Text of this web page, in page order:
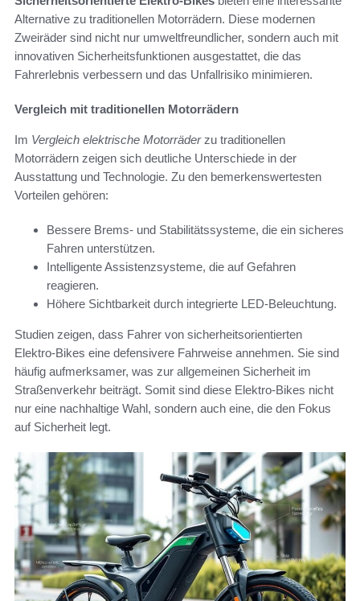
Alternative zu traditionellen Motorrädern. Diese modernen
Zweiräder sind nicht nur umweltfreundlicher, sondern auch mit
innovativen Sicherheitsfunktionen ausgestattet, die das
Fahrerlebnis verbessern und das Unfallrisiko minimieren.
Vergleich mit traditionellen Motorrädern
Im Vergleich elektrische Motorräderzu traditionellen
Motorrädern zeigen sich deutliche Unterschiede in der
Ausstattung und Technologie. Zu den bemerkenswertesten
Vorteilen gehören:
Bessere Brems- und Stabilitätssysteme, die ein sicheres
Fahren unterstützen.
Intelligente Assistenzsysteme, die auf Gefahren
reagieren.
Höhere Sichtbarkeit durch integrierte LED-Beleuchtung.
Studien zeigen, dass Fahrer von sicherheitsorientierten
Elektro-Bikes eine defensivere Fahrweise annehmen. Sie sind
häufig aufmerksamer, was zur allgemeinen Sicherheit im
Straßenverkehr beiträgt. Somit sind diese Elektro-Bikes nicht
nur eine nachhaltige Wahl, sondern auch eine, die den Fokus
auf Sicherheit legt.